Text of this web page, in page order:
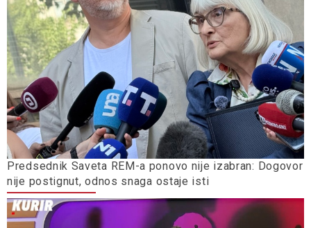
Predsednik Saveta REM-a ponovo nije izabran: Dogovor
nije postignut, odnos snaga ostaje isti